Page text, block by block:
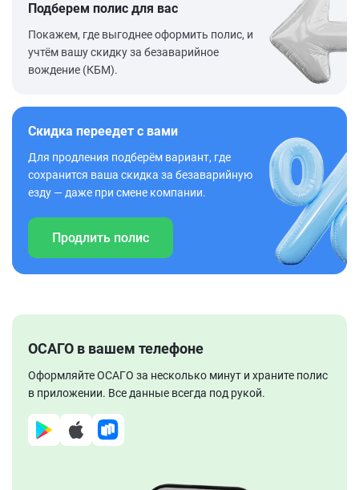
Подберем полис для вас
Покажем, где выгоднее оформить полис, и
учтём вашу скидку за безаварийное
вождение (КБМ).
Скидка переедет с вами
Для продления подберём вариант, где
сохранится ваша скидка за безаварийную
езду — даже при смене компании.
Продлить полис
ОСАГО в вашем телефоне
Оформляйте ОСАГО за несколько минут и храните полис
в приложении. Все данные всегда под рукой.